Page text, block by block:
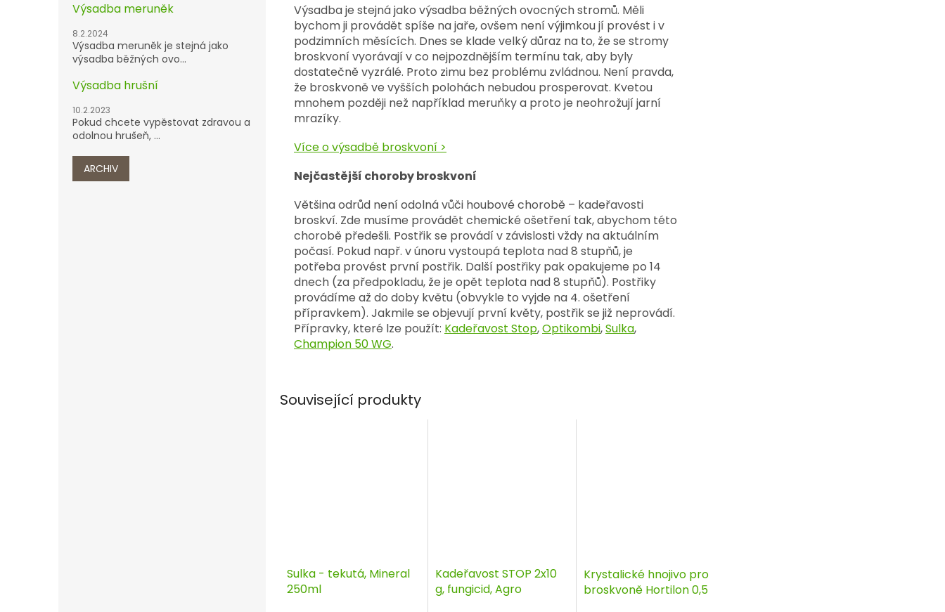
Výsadba meruněk
8.2.2024
Výsadba meruněk je stejná jako
výsadba běžných ovo...
Výsadba hrušní
10.2.2023
Pokud chcete vypěstovat zdravou a
odolnou hrušeň, ...
ARCHIV
Výsadba je stejná jako výsadba běžných ovocných stromů. Měli
bychom ji provádět spíše na jaře, ovšem není výjimkou jí provést i v
podzimních měsících. Dnes se klade velký důraz na to, že se stromy
broskvoní vyorávají v co nejpozdnějším termínu tak, aby byly
dostatečně vyzrálé. Proto zimu bez problému zvládnou. Není pravda,
že broskvoně ve vyšších polohách nebudou prosperovat. Kvetou
mnohem později než například meruňky a proto je neohrožují jarní
mrazíky.
Více o výsadbě broskvoní >
Nejčastější choroby broskvoní
Většina odrůd není odolná vůči houbové chorobě – kadeřavosti
broskví. Zde musíme provádět chemické ošetření tak, abychom této
chorobě předešli. Postřik se provádí v závislosti vždy na aktuálním
počasí. Pokud např. v únoru vystoupá teplota nad 8 stupňů, je
potřeba provést první postřik. Další postřiky pak opakujeme po 14
dnech (za předpokladu, že je opět teplota nad 8 stupňů). Postřiky
provádíme až do doby květu (obvykle to vyjde na 4. ošetření
přípravkem). Jakmile se objevují první květy, postřik se již neprovádí.
Přípravky, které lze použít: Kadeřavost Stop,Optikombi,Sulka,
Champion 50 WG.
Související produkty
Sulka - tekutá, Mineral
250ml
Kadeřavost STOP 2x10
g, fungicid, Agro
Krystalické hnojivo pro
broskvoně Hortilon 0,5